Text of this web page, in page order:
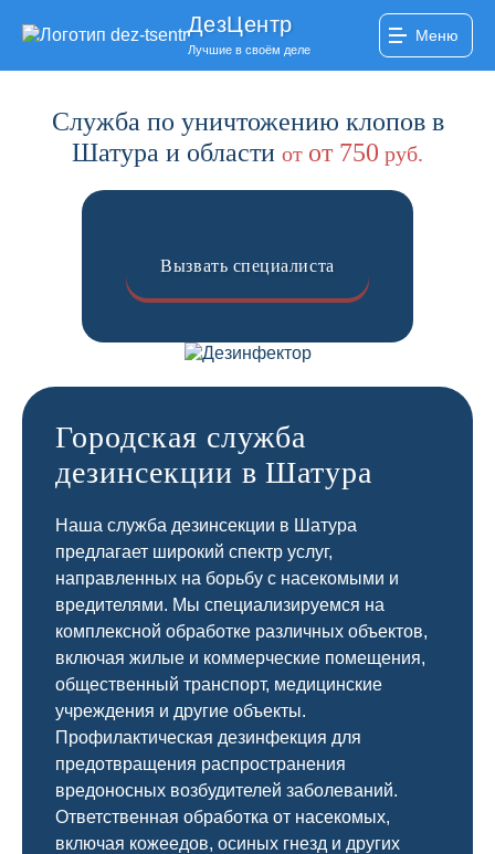
ДезЦентр
Лучшие в своём деле
Меню
Служба по уничтожению клопов в
Шатура и области от от 750 руб.
Вызвать специалиста
Городская служба
дезинсекции в Шатура
Наша служба дезинсекции в Шатура
предлагает широкий спектр услуг,
направленных на борьбу с насекомыми и
вредителями. Мы специализируемся на
комплексной обработке различных объектов,
включая жилые и коммерческие помещения,
общественный транспорт, медицинские
учреждения и другие объекты.
Профилактическая дезинфекция для
предотвращения распространения
вредоносных возбудителей заболеваний.
Ответственная обработка от насекомых,
включая кожеедов, осиных гнезд и других